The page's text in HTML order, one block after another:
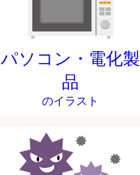
パソコン・電化製
品
のイラスト